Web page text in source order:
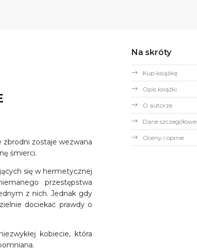
zbrodni zostaje wezwana
śmierci.
się w hermetycznej
przestępstwa
z nich. Jednak gdy
dociekać prawdy o
kobiecie, która
Na skróty
Kup książkę
Opis książki
O autorze
Dane szczegółowe
Oceny i opinie